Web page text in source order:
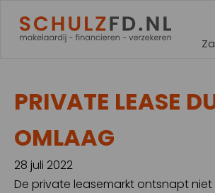
PRIVATE LEASE
OMLAAG
28 juli 2022
De private leasemarkt ontsnapt